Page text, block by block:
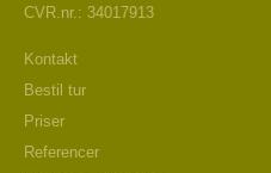
CVR.nr.: 34017913
Kontakt
Bestil tur
Priser
Referencer